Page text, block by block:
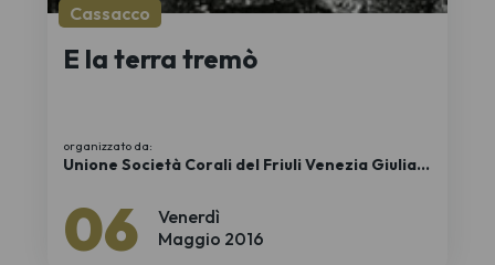
Venerdì
06 Maggio 2016
Cassacco
E la terra tremò
organizzato da:
Unione Società Corali del Friuli Venezia Giulia